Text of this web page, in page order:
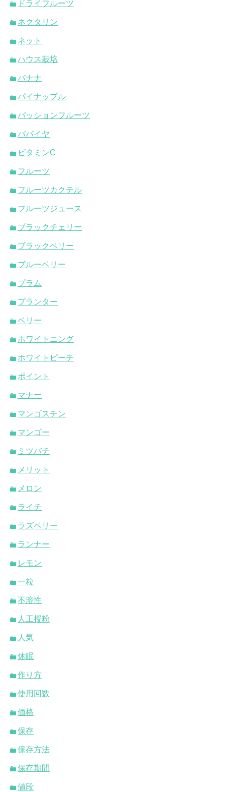
ドライフルーツ
ネクタリン
ネット
ハウス栽培
バナナ
パイナップル
パッションフルーツ
パパイヤ
ビタミンC
フルーツ
フルーツカクテル
フルーツジュース
ブラックチェリー
ブラックベリー
ブルーベリー
プラム
プランター
ベリー
ホワイトニング
ホワイトピーチ
ポイント
マナー
マンゴスチン
マンゴー
ミツバチ
メリット
メロン
ライチ
ラズベリー
ランナー
レモン
一粒
不溶性
人工授粉
人気
休眠
作り方
使用回数
価格
保存
保存方法
保存期間
値段